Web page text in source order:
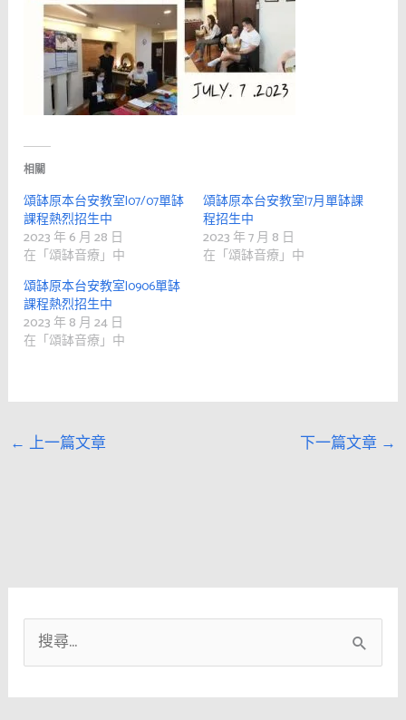
相關
頌缽原本台安教室|07/07單缽
課程熱烈招生中
2023 年 6 月 28 日
在「頌缽音療」中
頌缽原本台安教室|7月單缽課
程招生中
2023 年 7 月 8 日
在「頌缽音療」中
頌缽原本台安教室|0906單缽
課程熱烈招生中
2023 年 8 月 24 日
在「頌缽音療」中
← 上一篇文章 下一篇文章 →
尋
關